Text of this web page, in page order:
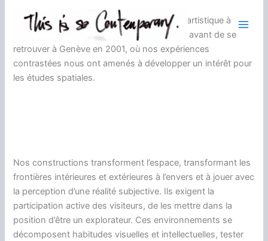
Nous avons tous deux reçu une éducation artistique à
l’étranger pour
un certain nombre d’ annéesavant de se
retrouver à Genève en 2001,où nos expériences
contrastées nous ont amenés à développer un intérêt pour
les études spatiales.
Nos constructions transforment l’espace, transformant les
frontières intérieures et extérieures à l’envers et à jouer avec
la perception d’une réalité subjective. Ils exigent la
participation active des visiteurs,de les mettre dans la
position d’être un explorateur. Ces environnements se
décomposent habitudes visuelles et intellectuelles,tester